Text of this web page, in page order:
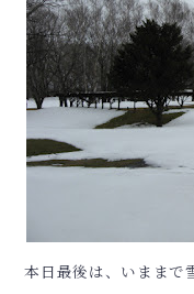
本日最後は、いままで